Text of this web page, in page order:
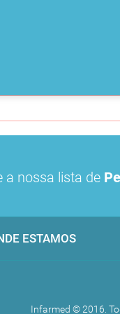
a nossa lista de
ESTAMOS
Infarmed © 2016.